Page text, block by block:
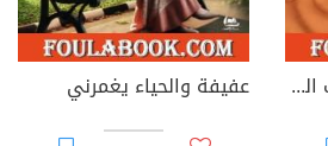
تماسين ملحمة في قلب الصحراء عفيفة والحياء يغمرني